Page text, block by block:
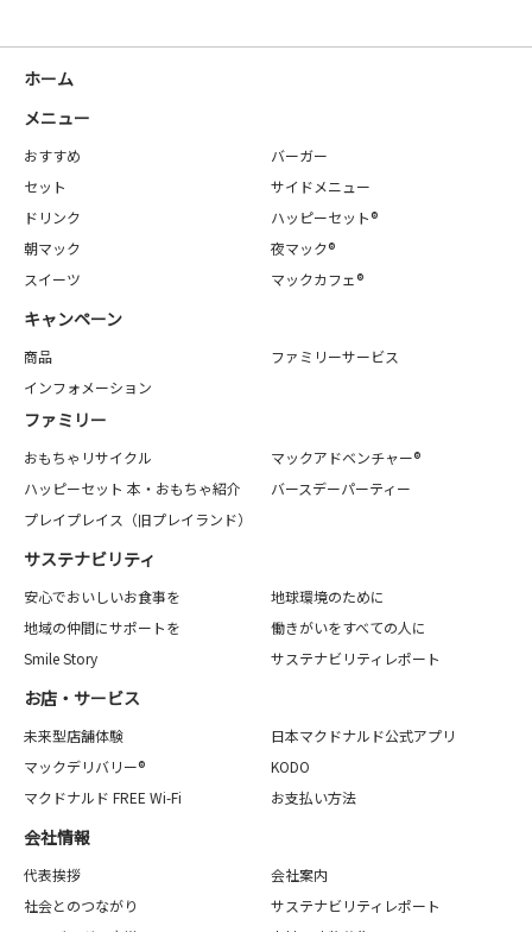
ホーム
メニュー
おすすめ
バーガー
セット
サイドメニュー
ドリンク
ハッピーセット®
朝マック
夜マック®
スイーツ
マックカフェ®
キャンペーン
商品
ファミリーサービス
インフォメーション
ファミリー
おもちゃリサイクル
マックアドベンチャー®
ハッピーセット 本・おもちゃ紹介
バースデーパーティー
プレイプレイス（旧プレイランド）
サステナビリティ
安心でおいしいお食事を
地球環境のために
地域の仲間にサポートを
働きがいをすべての人に
Smile Story
サステナビリティレポート
お店・サービス
未来型店舗体験
日本マクドナルド公式アプリ
マックデリバリー®
KODO
マクドナルド FREE Wi-Fi
お支払い方法
会社情報
代表挨拶
会社案内
社会とのつながり
サステナビリティレポート